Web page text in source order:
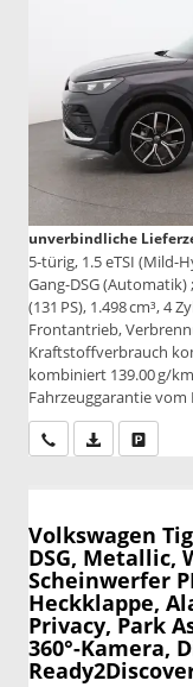
unverbindliche
5-türig, 1.5 eTSI (Mild-
Gang-DSG
(131 PS), 1.498 cm³, 4
Frontantrieb,
Kraftstoffverbrauch
kombiniert 139.00 g/
Fahrzeuggarantie vom
Wir rufen Sie an
PDF-Datei,
Volkswagen
DSG, Metallic,
Scheinwerfer
Heckklappe,
Privacy, Park
360°-Kamera,